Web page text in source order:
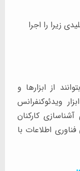
دورکار، 3 اقدام کلیدی زیرا را اجرا
از ابزارها و
ویدئوکنفرانس
کارکنان
اطلاعات با